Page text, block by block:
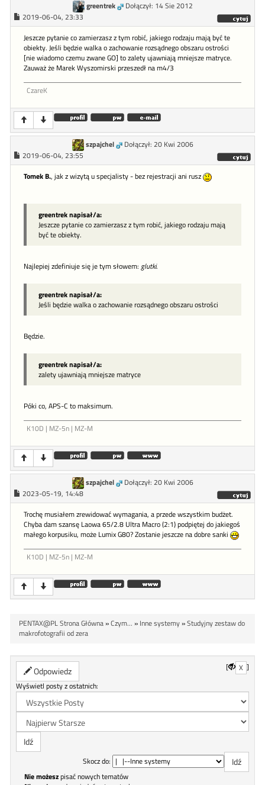
greentrek
Dołączył: 14 Sie 2012
2019-06-04, 23:33
Jeszcze pytanie co zamierzasz z tym robić, jakiego rodzaju mają być te
obiekty. Jeśli będzie walka o zachowanie rozsądnego obszaru ostrości
[nie wiadomo czemu zwane GO] to zalety ujawniają mniejsze matryce.
Zauważ że Marek Wyszomirski przeszedł na m4/3
CzareK
szpajchel
Dołączył: 20 Kwi 2006
2019-06-04, 23:55
Tomek B., jak z wizytą u specjalisty - bez rejestracji ani rusz
greentrek napisał/a:
Jeszcze pytanie co zamierzasz z tym robić, jakiego rodzaju mają
być te obiekty.
Najlepiej zdefiniuje się je tym słowem: glutki.
greentrek napisał/a:
Jeśli będzie walka o zachowanie rozsądnego obszaru ostrości
Będzie.
greentrek napisał/a:
zalety ujawniają mniejsze matryce
Póki co, APS-C to maksimum.
K10D | MZ-5n | MZ-M
szpajchel
Dołączył: 20 Kwi 2006
2023-05-19, 14:48
Trochę musiałem zrewidować wymagania, a przede wszystkim budżet.
Chyba dam szansę Laowa 65/2.8 Ultra Macro (2:1) podpiętej do jakiegoś
małego korpusiku, może Lumix G80? Zostanie jeszcze na dobre sanki
K10D | MZ-5n | MZ-M
PENTAX@PL Strona Główna»Czym... » Inne systemy»Studyjny zestaw do
makrofotografii od zera
Odpowiedz [ X ]
Wyświetl posty z ostatnich:
Skocz do:
Nie możeszpisać nowych tematów